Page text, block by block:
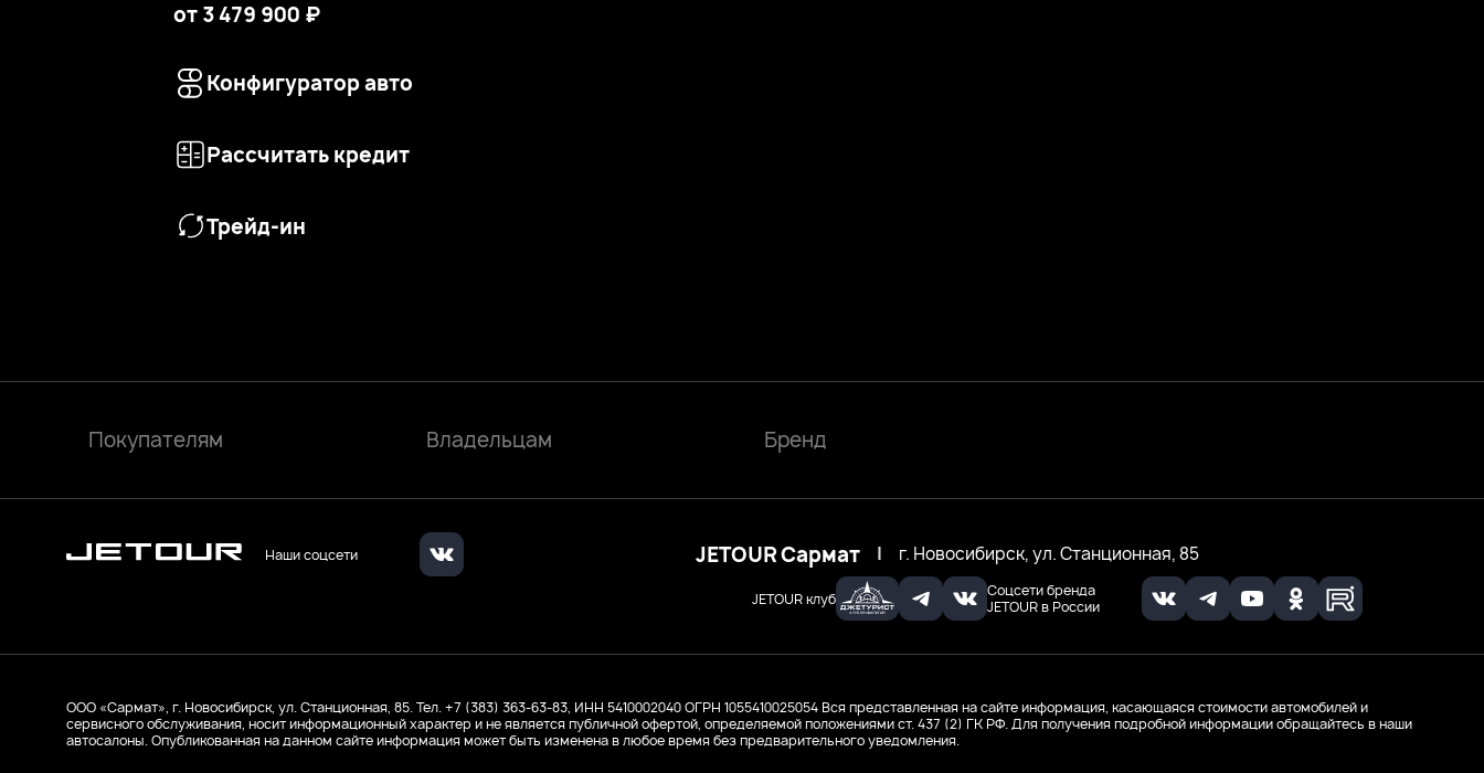
JETOUR клуб
Соцсети бренда
JETOUR в России
Наши соцсети JETOUR Сармат | г. Новосибирск, ул. Станционная, 85
от 3 479 900 ₽
Конфигуратор авто
Рассчитать кредит
Трейд-ин
Покупателям Владельцам Бренд
ООО «Сармат», г. Новосибирск, ул. Станционная, 85. Тел. +7 (383) 363-63-83, ИНН 5410002040ОГРН 1055410025054 Вся представленная на сайте информация, касающаяся стоимости автомобилей и
сервисного обслуживания, носит информационный характер и не является публичной офертой, определяемой положениями ст. 437 (2) ГК РФ. Для получения подробной информации обращайтесь в наши
автосалоны. Опубликованная на данном сайте информация может быть изменена в любое время без предварительного уведомления.